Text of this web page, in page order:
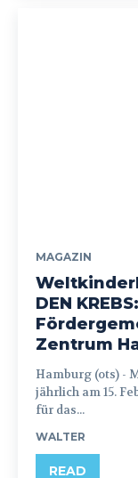
MAGAZIN
DEN
Zentrum
Hamburg (ots) - Mit dem Weltkinderkrebstag, der
jährlich am 15.
für das...
WALTER
READ